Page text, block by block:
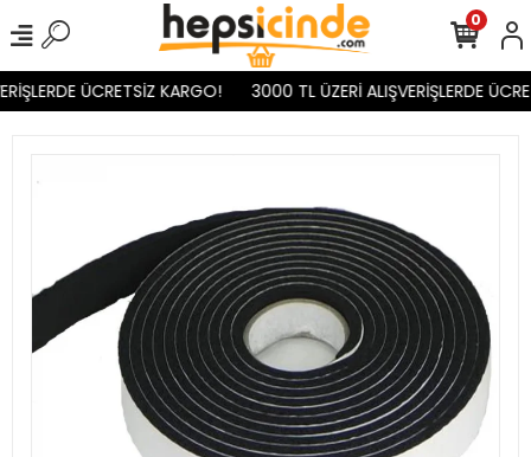
ÜCRETSİZ KARGO! 3000 TL ÜZERİ ALIŞVERİŞLERDE
0